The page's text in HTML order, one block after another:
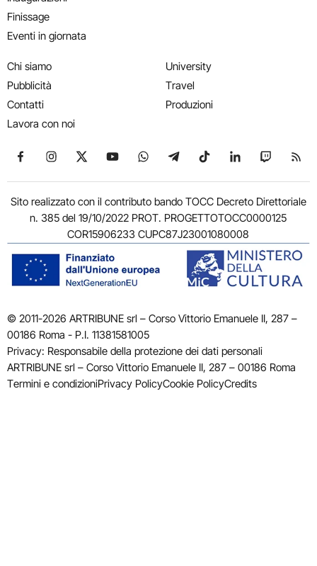
Finissage
Eventi in giornata
Chi siamo
Pubblicità
Contatti
Lavora con noi
University
Travel
Produzioni
Seguici su Facebook
Seguici su Instagram
Seguici su X
Seguici su YouTube
Seguici su WhatsApp
Seguici su Telegram
Seguici su TikTok
Seguici su
Seguici
Sito realizzato con il contributo bando TOCC Decreto Direttoriale
n. 385 del 19/10/2022 PROT. PROGETTOTOCC0000125
COR15906233 CUPC87J23001080008
© 2011-2026 ARTRIBUNE srl – Corso Vittorio Emanuele II, 287 –
00186 Roma - P.I. 11381581005
Privacy: Responsabile della protezione dei dati personali
ARTRIBUNE srl – Corso Vittorio Emanuele II, 287 – 00186 Roma
Termini e condizioniPrivacy PolicyCookie PolicyCredits